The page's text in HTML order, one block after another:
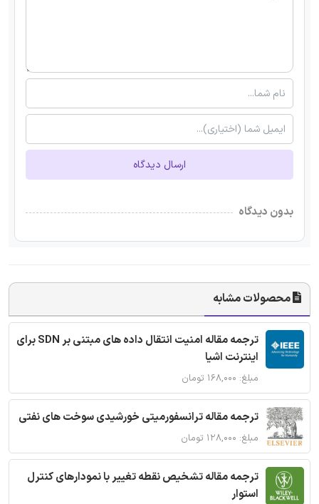
ارسال دیدگاه
بدون دیدگاه
محصولات مشابه
ترجمه مقاله امنیت انتقال داده های مبتنی بر SDN برای
اینترنت اشیا
مبلغ: ۱۶۸,۰۰۰ تومان
ترجمه مقاله ترانسفورمیتی خورشیدی سوخت های نفتی
مبلغ: ۱۲۸,۰۰۰ تومان
ترجمه مقاله تشخیص نقطه تغییر با نمودارهای کنترل
استوار